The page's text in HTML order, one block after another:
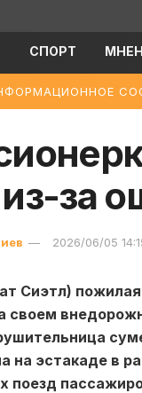
СПОРТ
за
2026/06/05
Сиэтл) пожилая
своем
на эстакаде в
поезд